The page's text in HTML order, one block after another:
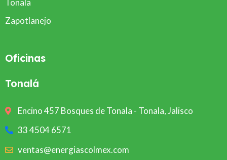
Tonala
Zapotlanejo
Oficinas
Tonalá
Encino 457 Bosques de Tonala - Tonala, Jalisco
33 4504 6571
ventas@energiascolmex.com